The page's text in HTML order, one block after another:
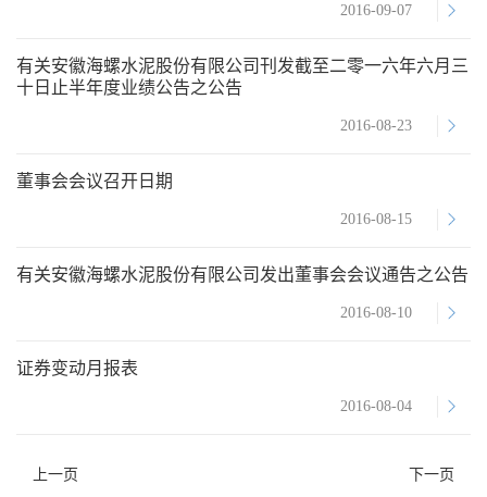
2016-09-07
有关安徽海螺水泥股份有限公司刊发截至二零一六年六月三
十日止半年度业绩公告之公告
2016-08-23
董事会会议召开日期
2016-08-15
有关安徽海螺水泥股份有限公司发出董事会会议通告之公告
2016-08-10
证券变动月报表
2016-08-04
上一页 下一页